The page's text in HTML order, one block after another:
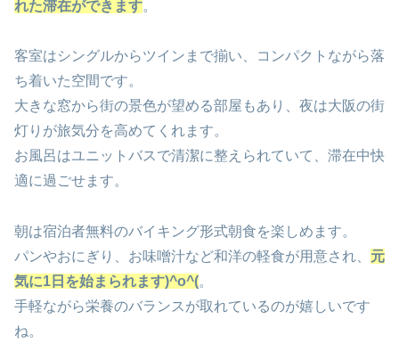
れた滞在ができます。
客室はシングルからツインまで揃い、コンパクトながら落
ち着いた空間です。
大きな窓から街の景色が望める部屋もあり、夜は大阪の街
灯りが旅気分を高めてくれます。
お風呂はユニットバスで清潔に整えられていて、滞在中快
適に過ごせます。
朝は宿泊者無料のバイキング形式朝食を楽しめます。
パンやおにぎり、お味噌汁など和洋の軽食が用意され、 元
気に1日を始まられます)^o^(。
手軽ながら栄養のバランスが取れているのが嬉しいです
ね。